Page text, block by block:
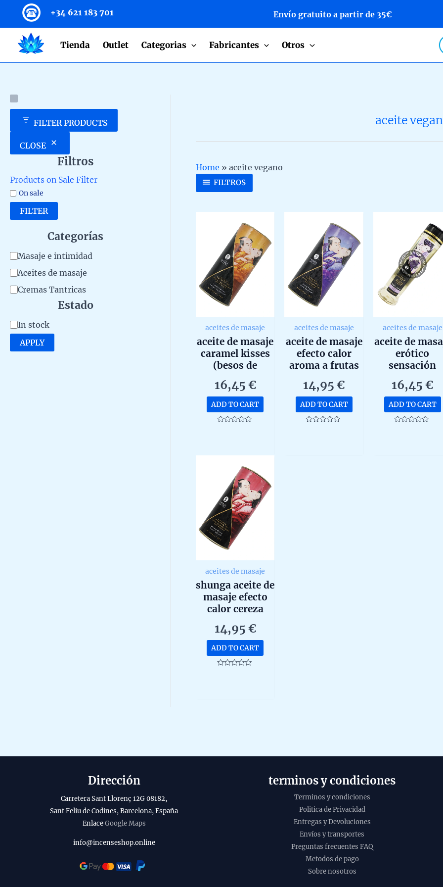
content
+34 621 183 701 Envío gratuito a partir de 35€
Tienda Outlet Categorias Fabricantes Otros
FILTER PRODUCTS
CLOSE
Filtros
Products on Sale Filter
On sale
FILTER
Categorías
C
a
t
g
o
r
Masaje e intimidad
Aceites de masaje
Cremas Tantricas
Estado
A In stock
APPLY
aceite
Home » aceite vegano
FILTROS
aceites de masaje
aceite de masaje
caramel kisses
(besos de
caramelo) efecto
calor de shunga
de 100ml
16,45 €
ADD TO CART
5
aceites de masaje
aceite de masaje
efecto calor
aroma a frutas
shunga 100ml
14,95€
ADD TO CART
aceites de masaje
aceite de
erótico
sensación
lavanda
de 240ml
16,45€
ADD TO CART
aceites de masaje
shunga aceite de
masaje efecto
calor cereza
100ml
14,95 €
ADD TO CART
Dirección
Carretera Sant Llorenç 12G 08182,
Sant Feliu de Codines, Barcelona, España
EnlaceGoogle Maps
info@incenseshop.online
terminos y condiciones
Terminos y condiciones
Politica de Privacidad
Entregas y Devoluciones
Envíos y transportes
Preguntas frecuentes FAQ
Metodos de pago
Sobre nosotros